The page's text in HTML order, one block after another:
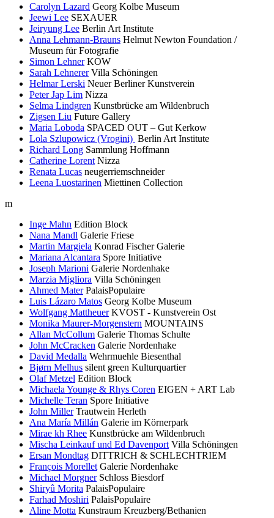
Carolyn Lazard Georg Kolbe Museum
Jeewi Lee SEXAUER
Jeiryung Lee Berlin Art Institute
Anna Lehmann-Brauns Helmut Newton Foundation /
Museum für Fotografie
Simon Lehner KOW
Sarah Lehnerer Villa Schöningen
Helmar Lerski Neuer Berliner Kunstverein
Peter Jap Lim Nizza
Selma Lindgren Kunstbrücke am Wildenbruch
Zigsen Liu Future Gallery
Maria Loboda SPACED OUT – Gut Kerkow
Lola Szlupowicz (Vrogini) Berlin Art Institute
Richard Long Sammlung Hoffmann
Catherine Lorent Nizza
Renata Lucas neugerriemschneider
Leena Luostarinen Miettinen Collection
m
Inge Mahn Edition Block
Nana Mandl Galerie Friese
Martin Margiela Konrad Fischer Galerie
Mariana Alcantara Spore Initiative
Joseph Marioni Galerie Nordenhake
Marzia Migliora Villa Schöningen
Ahmed Mater PalaisPopulaire
Luis Lázaro Matos Georg Kolbe Museum
Wolfgang Mattheuer KVOST - Kunstverein Ost
Monika Maurer-Morgenstern MOUNTAINS
Allan McCollum Galerie Thomas Schulte
John McCracken Galerie Nordenhake
David Medalla Wehrmuehle Biesenthal
Bjørn Melhus silent green Kulturquartier
Olaf Metzel Edition Block
Michaela Younge & Rhys Coren EIGEN + ART Lab
Michelle Teran Spore Initiative
John Miller Trautwein Herleth
Ana María Millán Galerie im Körnerpark
Mirae kh Rhee Kunstbrücke am Wildenbruch
Mischa Leinkauf und Ed Davenport Villa Schöningen
Ersan Mondtag DITTRICH & SCHLECHTRIEM
François Morellet Galerie Nordenhake
Michael Morgner Schloss Biesdorf
Shiryû Morita PalaisPopulaire
Farhad Moshiri PalaisPopulaire
Aline Motta Kunstraum Kreuzberg/Bethanien